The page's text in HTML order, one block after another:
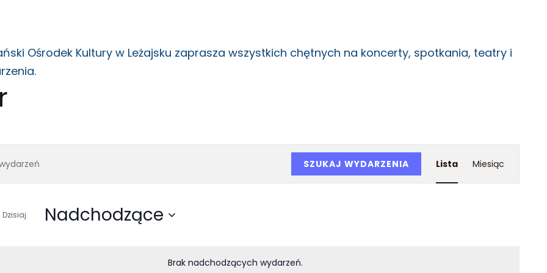
Ośrodek Kultury w Leżajsku zaprasza wszystkich chętnych na koncerty, spotkania, teatry i
Brak nadchodzących wydarzeń.
SZUKAJ WYDARZENIA
Widoki
Lista Miesiąc
Dzisiaj Nadchodzące